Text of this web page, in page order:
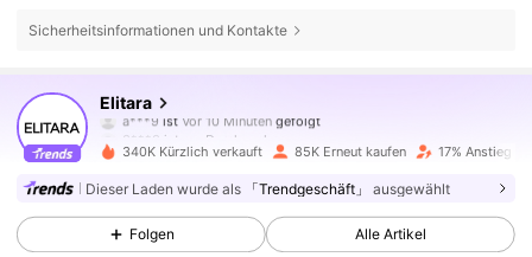
Sicherheitsinformationen und Kontakte
Elitara
3***3 ist am Durchsuchen
4,63
772K Follower
4,63
340K Kürzlich verkauft 85K Erneut kaufen 17% Anstieg
Dieser Laden wurde als 「Trendgeschäft」 ausgewählt
Folgen Alle Artikel